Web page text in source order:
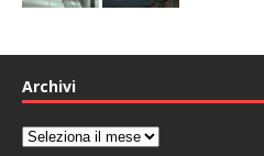
Archivi
Archivi